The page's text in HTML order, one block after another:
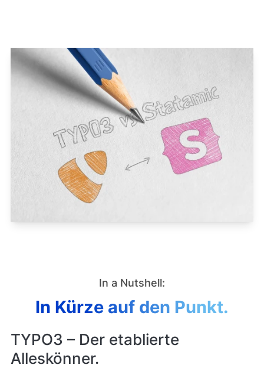
In a Nutshell:
In Kürze auf den Punkt.
TYPO3 – Der etablierte
Alleskönner.